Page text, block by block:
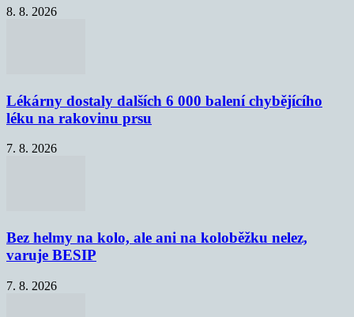
8. 8. 2026
Lékárny dostaly dalších 6 000 balení chybějícího
léku na rakovinu prsu
7. 8. 2026
Bez helmy na kolo, ale ani na koloběžku nelez,
varuje BESIP
7. 8. 2026